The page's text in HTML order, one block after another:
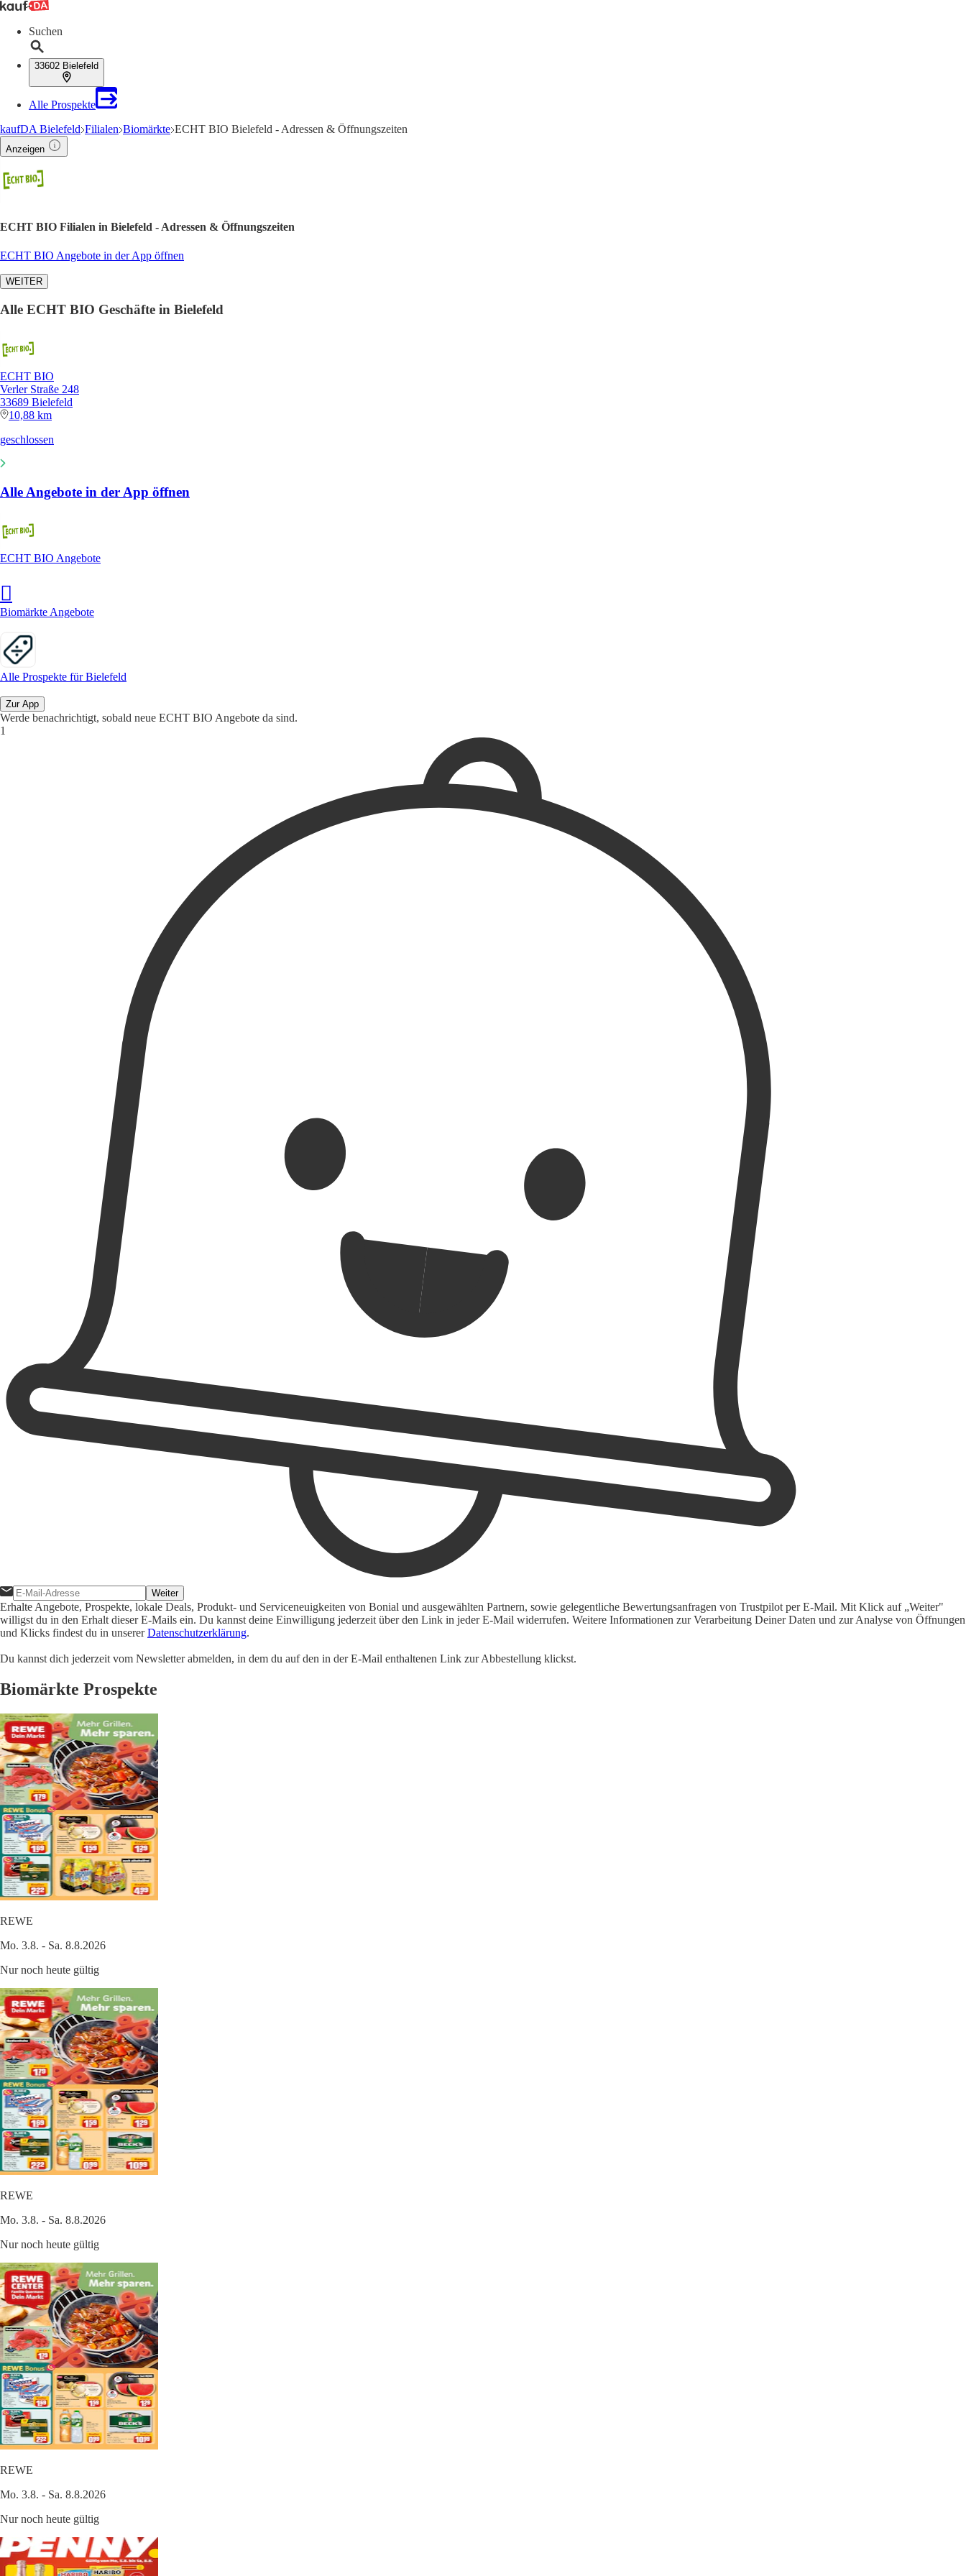
Suchen
33602 Bielefeld
Alle Prospekte
kaufDA Bielefeld Filialen Biomärkte ECHT BIO Bielefeld - Adressen & Öffnungszeiten
Anzeigen
ECHT BIO Filialen in Bielefeld - Adressen & Öffnungszeiten
ECHT BIO Angebote in der App öffnen
WEITER
Alle ECHT BIO Geschäfte in Bielefeld
ECHT BIO
Verler Straße 248
33689 Bielefeld
10,88 km
geschlossen
Alle Angebote in der App öffnen
ECHT BIO Angebote
Biomärkte Angebote
Alle Prospekte für Bielefeld
Zur App
Werde benachrichtigt, sobald neue ECHT BIO Angebote da sind.
Weiter
Erhalte Angebote, Prospekte, lokale Deals, Produkt- und Serviceneuigkeiten von Bonial und ausgewählten Partnern, sowie gelegentliche Bewertungsanfragen von Trustpilot per E-Mail. Mit Klick auf „Weiter"
willigst du in den Erhalt dieser E-Mails ein. Du kannst deine Einwilligung jederzeit über den Link in jeder E-Mail widerrufen. Weitere Informationen zur Verarbeitung Deiner Daten und zur Analyse von Öffnungen
und Klicks findest du in unsererDatenschutzerklärung.
Du kannst dich jederzeit vom Newsletter abmelden, in dem du auf den in der E-Mail enthaltenen Link zur Abbestellung klickst.
Biomärkte Prospekte
REWE
Mo. 3.8. - Sa. 8.8.2026
Nur noch heute gültig
REWE
Mo. 3.8. - Sa. 8.8.2026
Nur noch heute gültig
REWE
Mo. 3.8. - Sa. 8.8.2026
Nur noch heute gültig